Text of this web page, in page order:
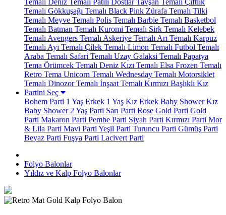
Temalı Deniz Temalı Patili DostlarTavşan Temalı Çiftlik
Temalı Gökkuşağı Temalı Black Pink Zürafa Temalı Tilki
Temalı Meyve Temalı Polis Temalı Barbie Temalı Basketbol
Temalı Batman Temalı Kuromi Temalı Sirk Temalı Kelebek
Temalı Avengers Temalı Askeriye Temalı Arı Temalı Karpuz
Temalı Ayı Temalı Çilek Temalı Limon Temalı Futbol Temalı
Araba Temalı Safari Temalı Uzay Galaksi Temalı Papatya
Tema Örümcek Temalı Deniz Kızı Temalı Elsa Frozen Temalı
Retro Tema Unicorn Temalı Wednesday Temalı Motorsiklet
Temalı Dinozor Temalı İnşaat Temalı Kırmızı Başlıklı Kız
Partini Seç
Bohem Parti 1 Yaş Erkek 1 Yaş Kız Erkek Baby ShowerKız
Baby Shower2 Yaş Parti Sarı Parti Rose Gold Parti Gold
Parti Makaron Parti Pembe Parti Siyah Parti Kırmızı Parti Mor
& Lila Parti Mavi Parti Yeşil Parti Turuncu Parti Gümüş Parti
Beyaz Parti Fuşya Parti Lacivert Parti
Folyo Balonlar
Yıldız ve Kalp Folyo Balonlar